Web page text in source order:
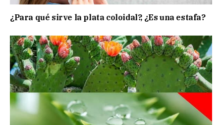
¿Para qué sirve la plata coloidal?, ¿Es una estafa?